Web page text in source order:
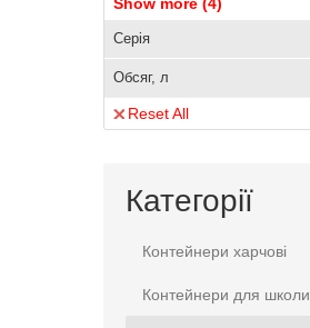
10-29
Серія
Обсяг, л
Reset All
Категорії
Контейнери харчові
Контейнери для школи